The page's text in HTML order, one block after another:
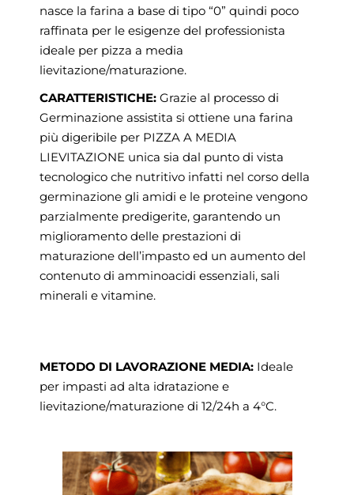
nasce la farina a base di tipo “0” quindi poco
raffinata per le esigenze del professionista
ideale per pizza a media
lievitazione/maturazione.
CARATTERISTICHE: Grazie al processo di
Germinazione assistita si ottiene una farina
più digeribile per PIZZA A MEDIA
LIEVITAZIONE unica sia dal punto di vista
tecnologico che nutritivo infatti nel corso della
germinazione gli amidi e le proteine vengono
parzialmente predigerite, garantendo un
miglioramento delle prestazioni di
maturazione dell’impasto ed un aumento del
contenuto di amminoacidi essenziali, sali
minerali e vitamine.
METODO DI LAVORAZIONE MEDIA: Ideale
per impasti ad alta idratazione e
lievitazione/maturazione di 12/24h a 4°C.